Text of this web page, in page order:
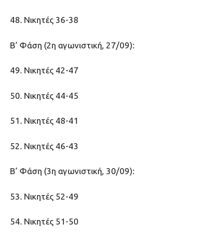
48. Νικητές 36-38
Β’ Φάση (2η αγωνιστική, 27/09):
49. Νικητές 42-47
50. Νικητές 44-45
51. Νικητές 48-41
52. Νικητές 46-43
Β’ Φάση (3η αγωνιστική, 30/09):
53. Νικητές 52-49
54. Νικητές 51-50